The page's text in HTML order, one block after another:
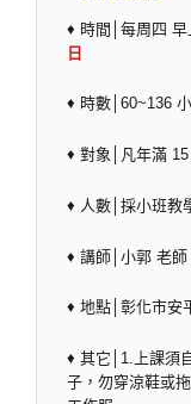
♦ 時間│每周四
日
♦ 時數│60~136
♦ 對象│凡年滿
♦ 人數│採小班教
♦ 講師│小郭 老師
♦ 地點│彰化市安
♦ 其它│1.上課須
子，勿穿涼鞋或